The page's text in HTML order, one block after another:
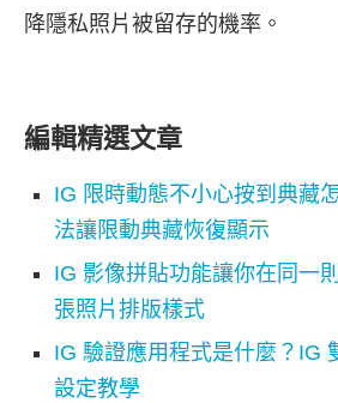
降隱私照片被留存的機率。
編輯精選文章
IG 限時動態不小心按到典藏
法讓限動典藏恢復顯示
IG 影像拼貼功能讓你在同一
張照片排版樣式
IG 驗證應用程式是什麼？IG
設定教學